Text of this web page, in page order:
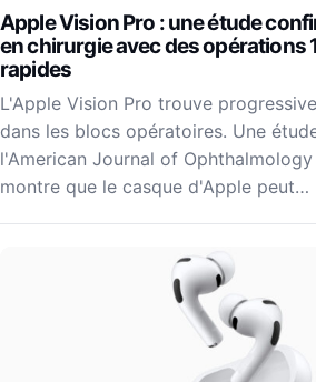
Apple Vision Pro : une étude
en chirurgie avec des opérations
rapides
L'Apple Vision Pro trouve
dans les blocs opératoires. Une
l'American Journal of
montre que le casque d'Apple peut…